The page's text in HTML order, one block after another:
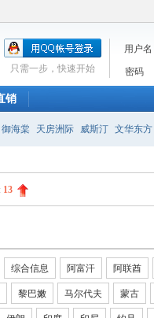
用户名
密码
只需一步，快速开始
销
御海棠 天房洲际 威斯汀 文华东方
13
综合信息 阿富汗 阿联酋
黎巴嫩 马尔代夫 蒙古